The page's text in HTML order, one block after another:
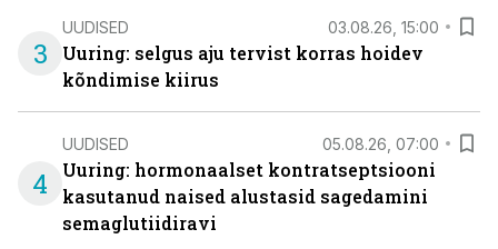
3
UUDISED 03.08.26, 15:00
Uuring: selgus aju tervist korras hoidev
kõndimise kiirus
4
UUDISED 05.08.26, 07:00
Uuring: hormonaalset kontratseptsiooni
kasutanud naised alustasid sagedamini
semaglutiidiravi